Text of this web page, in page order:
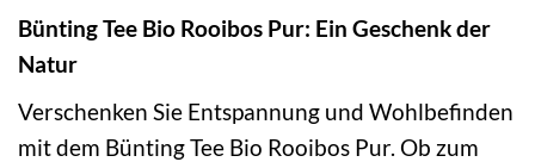
Bünting Tee Bio Rooibos Pur: Ein Geschenk der
Natur
Verschenken Sie Entspannung und Wohlbefinden
mit dem Bünting Tee Bio Rooibos Pur. Ob zum